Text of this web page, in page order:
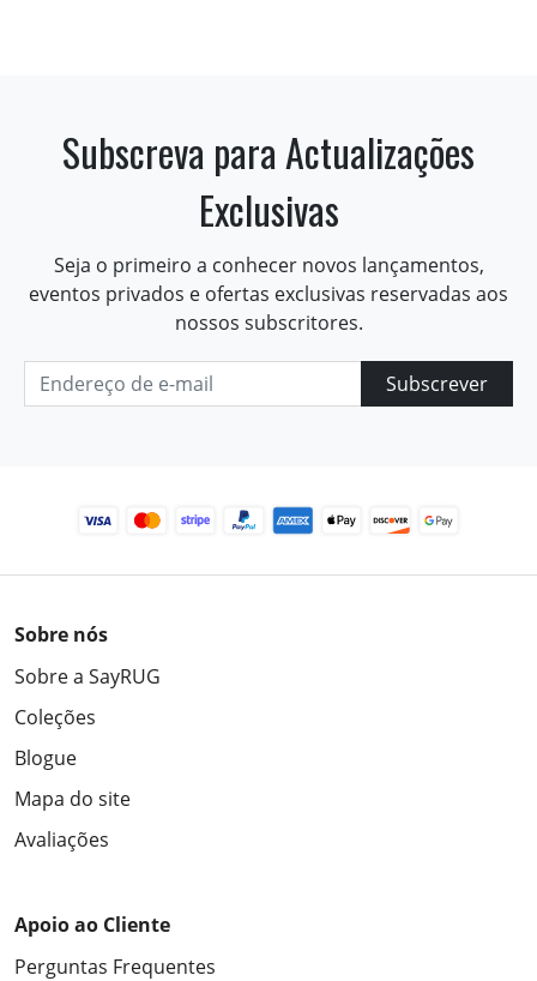
Subscreva para Actualizações
Exclusivas
Seja o primeiro a conhecer novos lançamentos,
eventos privados e ofertas exclusivas reservadas aos
nossos subscritores.
Subscrever
Sobre nós
Sobre a SayRUG
Coleções
Blogue
Mapa do site
Avaliações
Apoio ao Cliente
Perguntas Frequentes